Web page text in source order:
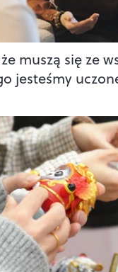
muszą się ze
jesteśmy